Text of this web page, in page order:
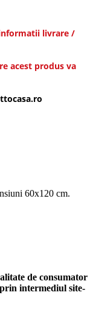
livrare /
acest produs va
60x120 cm.
de consumator
intermediul site-